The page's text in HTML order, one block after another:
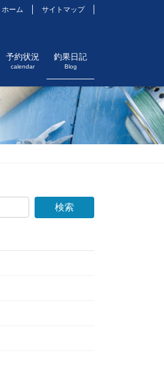
ホーム サイトマップ
予約状況
calendar
釣果日記
Blog